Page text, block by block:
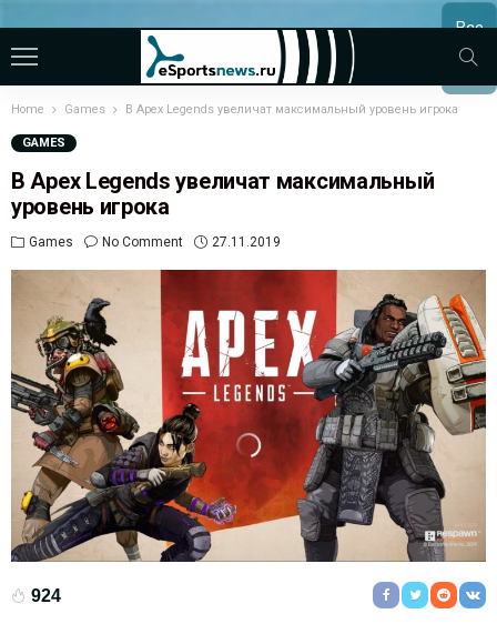
Все
МАТЧИ
Home Games В Apex Legends увеличат максимальный уровень игрока
GAMES
В Apex Legends увеличат максимальный
уровень игрока
Games No Comment 27.11.2019
924